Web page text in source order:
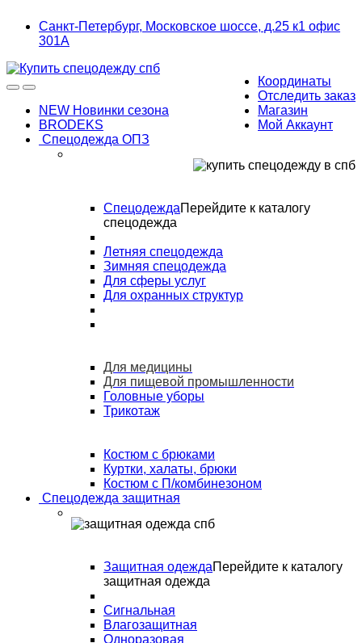
navigation
content
Санкт-Петербург, Московское шоссе, д.25 к1 офис
301А
Координаты
Отследить заказ
Магазин
Мой Аккаунт
NEW Новинки сезона
BRODEKS
Спецодежда ОПЗ
СпецодеждаПерейдите к каталогу
спецодежда
Летняя спецодежда
Зимняя спецодежда
Для сферы услуг
Для охранных структур
Для медицины
Для пищевой промышленности
Головные уборы
Трикотаж
Костюм с брюками
Куртки, халаты, брюки
Костюм с П/комбинезоном
Спецодежда защитная
Защитная одеждаПерейдите к каталогу
защитная одежда
Сигнальная
Влагозащитная
Одноразовая